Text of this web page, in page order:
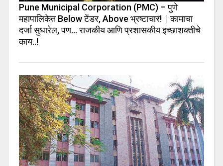
Pune Municipal Corporation (PMC) – पुणे
महापालिकेत Below टेंडर, Above भ्रष्टाचार! | कामाचा
दर्जा सुधारेल, पण… राजकीय आणि प्रशासकीय इच्छाशक्तीचे
काय..!